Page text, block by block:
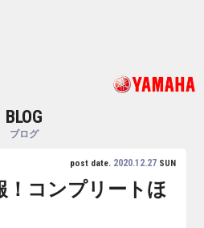
BLOG
ブログ
post date. 2020.12.27SUN
！コンプリートほ